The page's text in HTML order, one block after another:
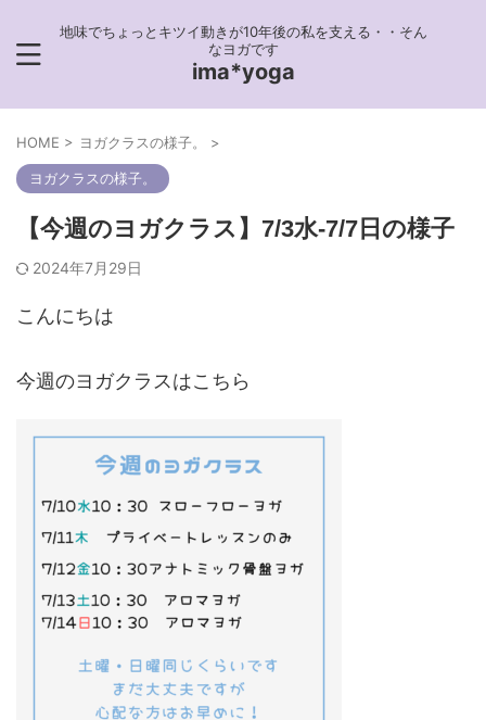
地味でちょっとキツイ動きが10年後の私を支える・・そん
なヨガです
ima*yoga
HOME > ヨガクラスの様子。 >
ヨガクラスの様子。
【今週のヨガクラス】7/3水-7/7日の様子
2024年7月29日
こんにちは
今週のヨガクラスはこちら